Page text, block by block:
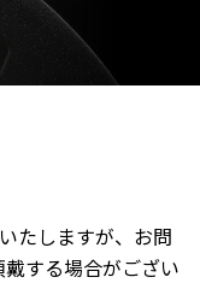
たしますが、お問
する場合がござい